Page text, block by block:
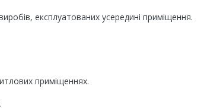
експлуатованих усередині приміщення.
приміщеннях.